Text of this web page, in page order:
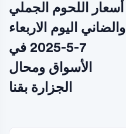
أسعار اللحوم الجملي
والضاني اليوم الاربعاء
7-5-2025 في
الأسواق ومحال
الجزارة بقنا